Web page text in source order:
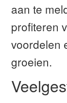
aan te
profiteren
voordelen
groeien.